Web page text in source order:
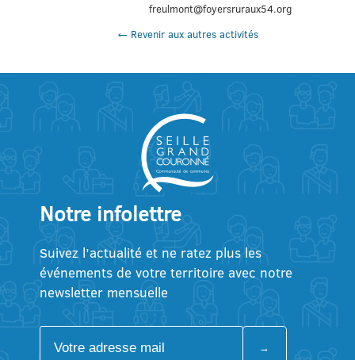
freulmont@foyersruraux54.org
← Revenir aux autres activités
Notre infolettre
Suivez l’actualité et ne ratez plus les
événements de votre territoire avec notre
newsletter mensuelle